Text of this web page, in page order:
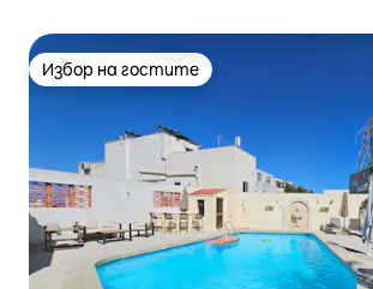
Избор на гостите
Избор на гостите